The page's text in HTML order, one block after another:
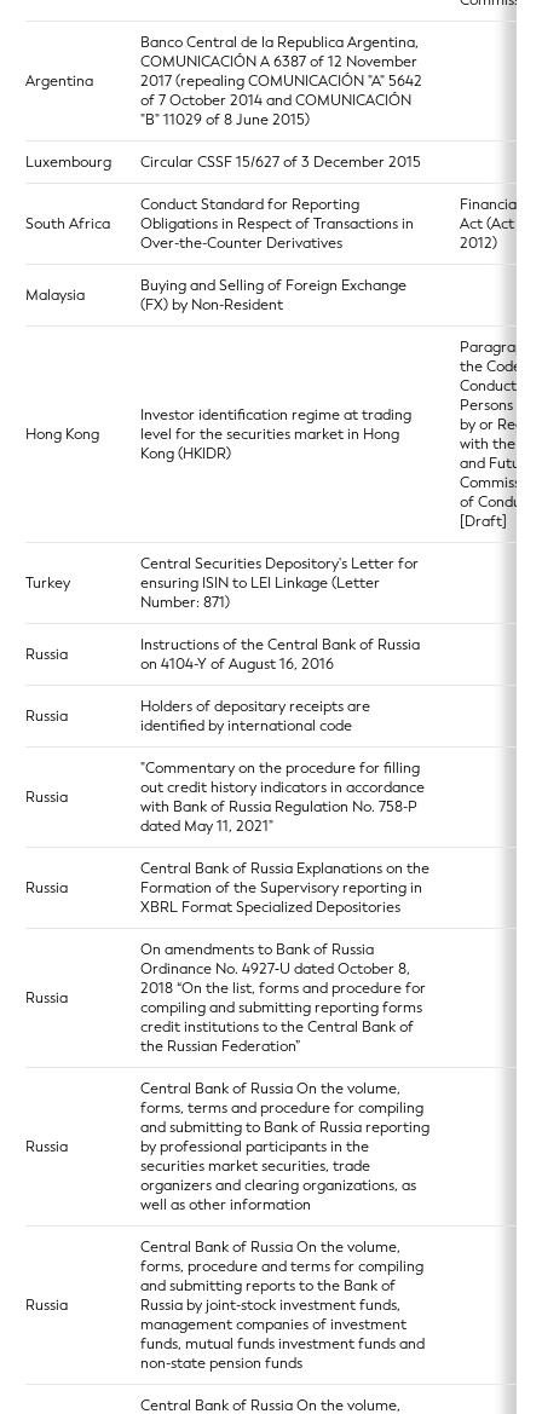
Argentina
Banco Central de la Republica Argentina,
COMUNICACIÓN A 6387 of 12 November
2017 (repealing COMUNICACIÓN "A" 5642
of 7 October 2014 and COMUNICACIÓN
"B" 11029 of 8 June 2015)
Luxembourg Circular CSSF 15/627 of 3 December 2015
South Africa
Conduct Standard for Reporting
Obligations in Respect of Transactions in
Over-the-Counter Derivatives
Financial
Act (Act 19
2012)
Malaysia
Buying and Selling of Foreign Exchange
(FX) by Non-Resident
Hong Kong
Investor identification regime at trading
level for the securities market in Hong
Kong (HKIDR)
Paragraph
the Code of
Conduct for
Persons
by or
with the
and Futures
of Conduct)
[Draft]
Turkey
Central Securities Depository's Letter for
ensuring ISIN to LEI Linkage (Letter
Number: 871)
Russia
Instructions of the Central Bank of Russia
on 4104-Y of August 16, 2016
Russia
Holders of depositary receipts are
identified by international code
Russia
"Commentary on the procedure for filling
out credit history indicators in accordance
with Bank of Russia Regulation No. 758-P
dated May 11, 2021"
Russia
Central Bank of Russia Explanations on the
Formation of the Supervisory reporting in
XBRL Format Specialized Depositories
Russia
On amendments to Bank of Russia
Ordinance No. 4927‑U dated October 8,
2018 “On the list, forms and procedure for
compiling and submitting reporting forms
credit institutions to the Central Bank of
the Russian Federation”
Russia
Central Bank of Russia On the volume,
forms, terms and procedure for compiling
and submitting to Bank of Russia reporting
by professional participants in the
securities market securities, trade
organizers and clearing organizations, as
well as other information
Russia
Central Bank of Russia On the volume,
forms, procedure and terms for compiling
and submitting reports to the Bank of
Russia by joint-stock investment funds,
management companies of investment
funds, mutual funds investment funds and
non-state pension funds
Central Bank of Russia On the volume,